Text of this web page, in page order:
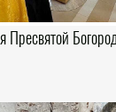
Пресвятой